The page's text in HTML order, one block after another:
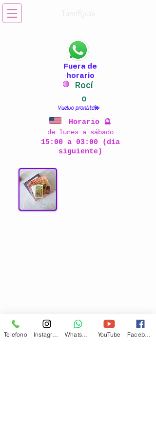
Fuera de
horario
🔴
Rocí
o
Vuelvo prontito💫
Horario 🔮
de lunes a sábado
15:00 a 03:00 (día
siguiente)
Telefono YouTube